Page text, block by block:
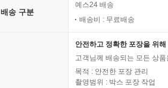
배송 구분
예스24 배송
배송비 : 무료배송
안전하고 정확한 포장을 위
고객님께 배송되는 모든 상
목적 : 안전한 포장 관리
촬영범위 : 박스 포장 작업